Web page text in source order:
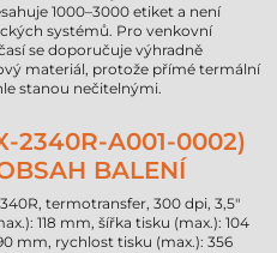
1000–3000 etiket a není
systémů. Pro venkovní
se doporučuje výhradně
materiál, protože přímé termální
stanou nečitelnými.
2340R-A001-0002)
BALENÍ
termotransfer, 300 dpi, 3,5"
118 mm, šířka tisku (max.): 104
mm, rychlost tisku (max.): 356